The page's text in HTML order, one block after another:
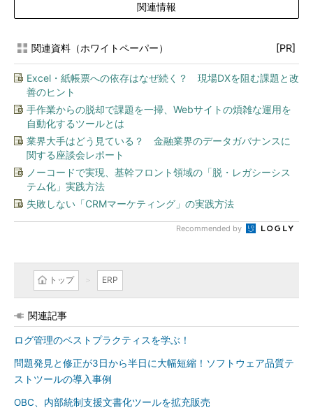
関連情報
関連資料（ホワイトペーパー） [PR]
Excel・紙帳票への依存はなぜ続く？ 現場DXを阻む課題と改
善のヒント
手作業からの脱却で課題を一掃、Webサイトの煩雑な運用を
自動化するツールとは
業界大手はどう見ている？ 金融業界のデータガバナンスに
関する座談会レポート
ノーコードで実現、基幹フロント領域の「脱・レガシーシス
テム化」実践方法
失敗しない「CRMマーケティング」の実践方法
Recommended by
トップ ERP
関連記事
ログ管理のベストプラクティスを学ぶ！
問題発見と修正が3日から半日に大幅短縮！ソフトウェア品質テ
ストツールの導入事例
OBC、内部統制支援文書化ツールを拡充販売